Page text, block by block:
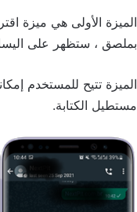
الميزة الأولى هي ميزة
بملصق ، ستظهر على
الميزة تتيح للمستخدم
مستطيل الكتابة.